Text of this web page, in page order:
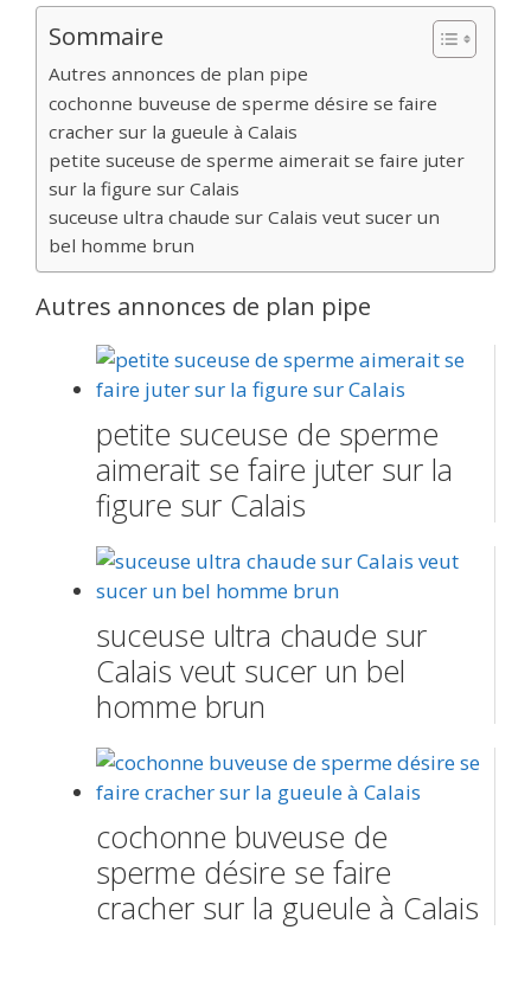
Sommaire
Autres annonces de plan pipe
cochonne buveuse de sperme désire se faire
cracher sur la gueule à Calais
petite suceuse de sperme aimerait se faire juter
sur la figure sur Calais
suceuse ultra chaude sur Calais veut sucer un
bel homme brun
Autres annonces de plan pipe
petite suceuse de sperme
aimerait se faire juter sur la
figure sur Calais
suceuse ultra chaude sur
Calais veut sucer un bel
homme brun
cochonne buveuse de
sperme désire se faire
cracher sur la gueule à Calais